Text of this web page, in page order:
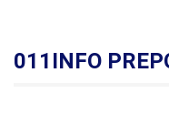
011INFO